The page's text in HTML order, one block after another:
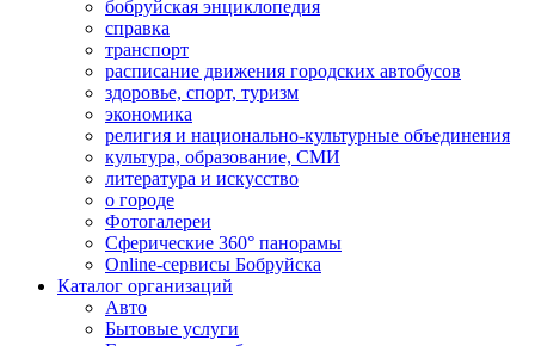
бобруйская энциклопедия
справка
транспорт
расписание движения городских автобусов
здоровье, спорт, туризм
экономика
религия и национально-культурные объединения
культура, образование, СМИ
литература и искусство
о городе
Фотогалереи
Сферические 360° панорамы
Online-сервисы Бобруйска
Каталог организаций
Авто
Бытовые услуги